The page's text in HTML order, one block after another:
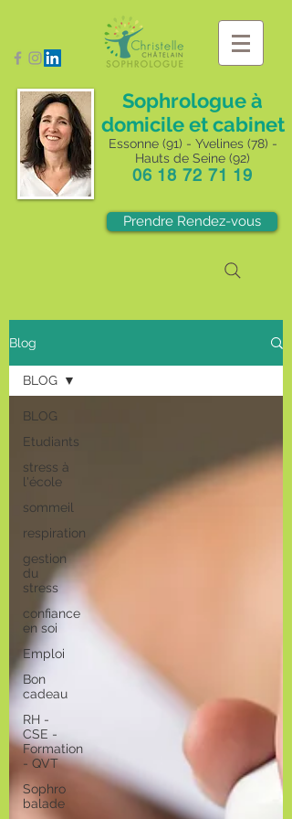
Sophrologue à
domicile et cabinet
Essonne (91) - Yvelines (78) -
Hauts de Seine (92)
06 18 72 71 19
Prendre Rendez-vous
Blog
BLOG
Etudiants
stress à
l'école
sommeil
respiration
gestion
du
stress
confiance
en soi
Emploi
Bon
cadeau
RH -
CSE -
Formation
- QVT
Sophro
balade
BLOG